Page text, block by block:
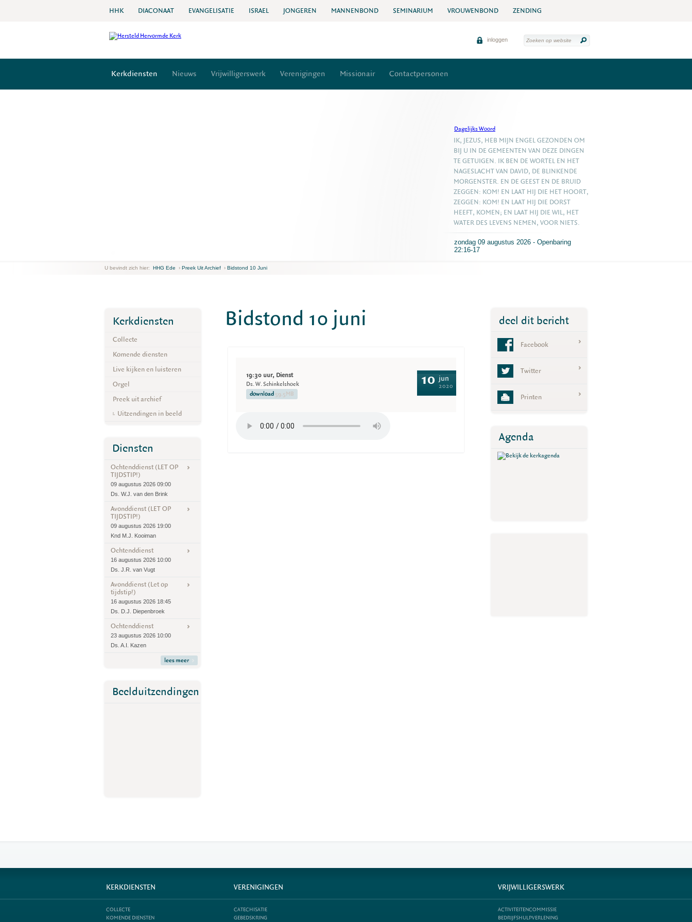
HHK DIACONAAT EVANGELISATIE ISRAEL JONGEREN MANNENBOND SEMINARIUM VROUWENBOND ZENDING
inloggen
Kerkdiensten Nieuws Vrijwilligerswerk Verenigingen Missionair Contactpersonen
Dagelijks Woord
zondag 09 augustus 2026 - Openbaring
22:16-17
IK, JEZUS, HEB MIJN ENGEL GEZONDEN OM
BIJ U IN DE GEMEENTEN VAN DEZE DINGEN
TE GETUIGEN. IK BEN DE WORTEL EN HET
NAGESLACHT VAN DAVID, DE BLINKENDE
MORGENSTER. EN DE GEEST EN DE BRUID
ZEGGEN: KOM! EN LAAT HIJ DIE HET HOORT,
ZEGGEN: KOM! EN LAAT HIJ DIE DORST
HEEFT, KOMEN; EN LAAT HIJ DIE WIL, HET
WATER DES LEVENS NEMEN, VOOR NIETS.
U bevindt zich hier: HHG Ede › Preek Uit Archief › Bidstond 10 Juni
Bidstond 10 juni
19:30 uur, Dienst
Ds. W. Schinkelshoek
download 59.5MB
10 jun
2020
Kerkdiensten
Collecte
Komende diensten
Live kijken en luisteren
Orgel
Preek uit archief
Uitzendingen in beeld
Diensten
Ochtenddienst (LET OP
TIJDSTIP!)
09 augustus 2026 09:00
Ds. W.J. van den Brink
Avonddienst (LET OP
TIJDSTIP!)
09 augustus 2026 19:00
Knd M.J. Kooiman
Ochtenddienst
16 augustus 2026 10:00
Ds. J.R. van Vugt
Avonddienst (Let op
tijdstip!)
16 augustus 2026 18:45
Ds. D.J. Diepenbroek
Ochtenddienst
23 augustus 2026 10:00
Ds. A.I. Kazen
lees meer
Beelduitzendingen
deel dit bericht
Facebook
Twitter
Printen
Agenda
KERKDIENSTEN
COLLECTE
KOMENDE DIENSTEN
VERENIGINGEN
CATECHISATIE
GEBEDSKRING
VRIJWILLIGERSWERK
ACTIVITEITENCOMMISSIE
BEDRIJFSHULPVERLENING